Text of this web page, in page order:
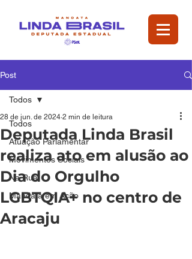
Post
Todos
Atuação Parlamentar
Movimentos Sociais
Na Rua
Mandata em Ação
Todos
Deputada Linda Brasil
realiza ato em alusão ao
Dia do Orgulho
LGBTQIA+ no centro de
Aracaju
28 de jun. de 2024 2 min de leitura